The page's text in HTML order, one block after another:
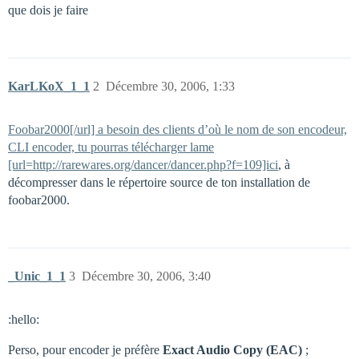
que dois je faire
KarLKoX_1_1 Décembre 30, 2006, 1:33
2
Foobar2000[/url] a besoin des clients d’où le nom de son encodeur,
CLI encoder, tu pourras télécharger lame
[url=http://rarewares.org/dancer/dancer.php?f=109]ici, à
décompresser dans le répertoire source de ton installation de
foobar2000.
_Unic_1_1 Décembre 30, 2006, 3:40
3
:hello:
Perso, pour encoder je préfère Exact Audio Copy (EAC) ;